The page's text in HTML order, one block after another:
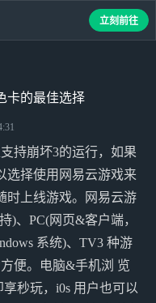
卡的最佳选择
持崩坏3的运行，如果
选择使用网易云游戏来
时上线游戏。网易云游
)、PC(网页&客户端，
系统)、TV3 种游
便。电脑&手机浏 览
秒玩，i0s 用户也可以
立刻前往